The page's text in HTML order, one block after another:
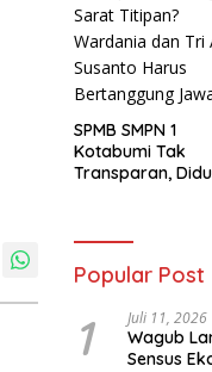
SPMB SMPN 1
Kotabumi Tak
Transparan,
Susanto Harus
Popular Post
1 Juli 11, 2026
Wagub
Sensus